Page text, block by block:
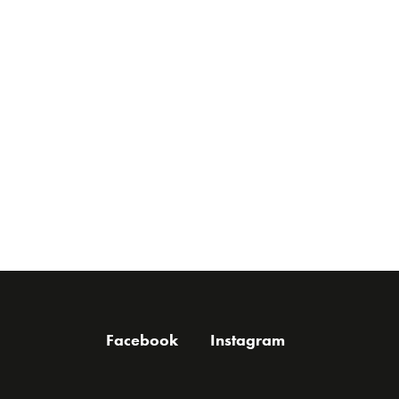
Facebook Instagram